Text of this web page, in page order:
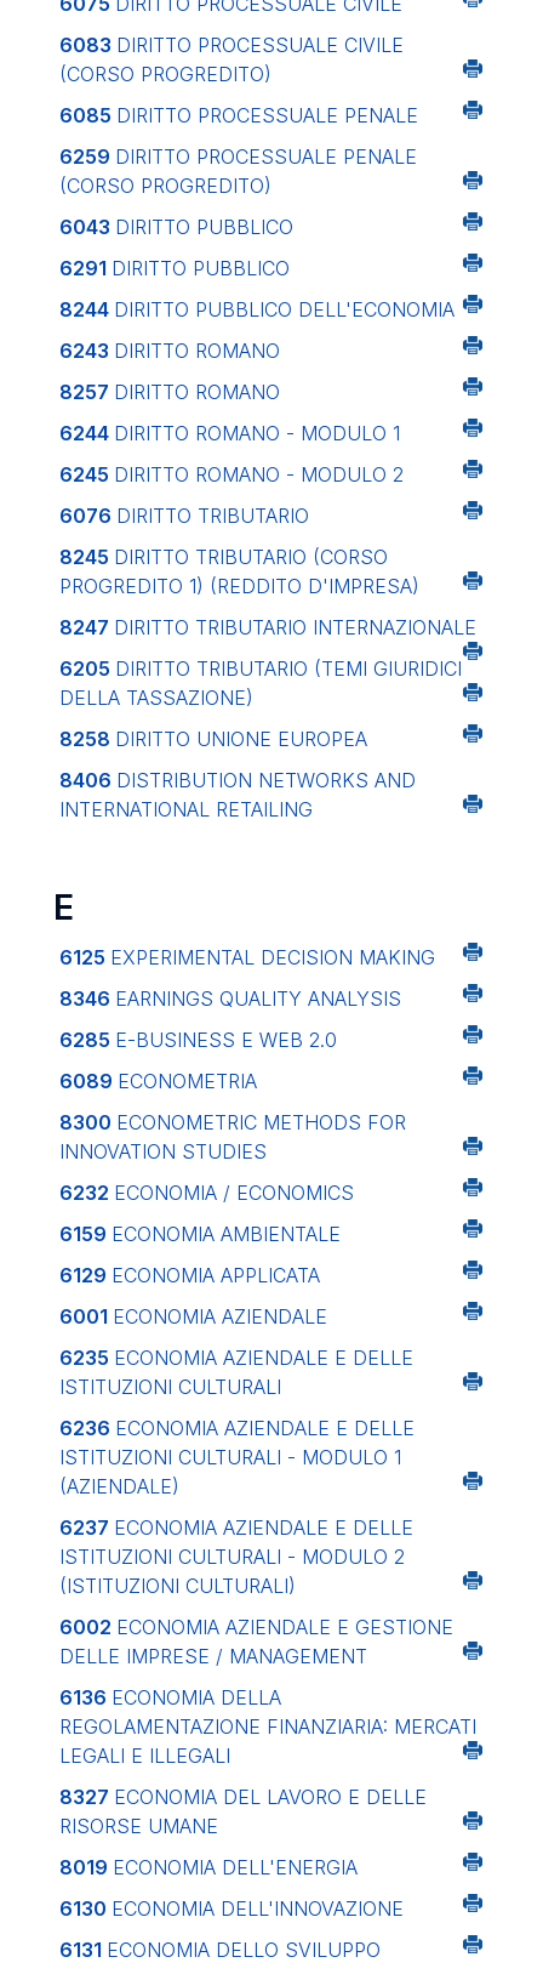
6083 DIRITTO PROCESSUALE CIVILE
(CORSO PROGREDITO)
6085 DIRITTO PROCESSUALE PENALE
6259 DIRITTO PROCESSUALE PENALE
(CORSO PROGREDITO)
6043 DIRITTO PUBBLICO
6291 DIRITTO PUBBLICO
8244 DIRITTO PUBBLICO DELL'ECONOMIA
6243 DIRITTO ROMANO
8257 DIRITTO ROMANO
6244 DIRITTO ROMANO - MODULO 1
6245 DIRITTO ROMANO - MODULO 2
6076 DIRITTO TRIBUTARIO
8245 DIRITTO TRIBUTARIO (CORSO
PROGREDITO 1) (REDDITO D'IMPRESA)
8247 DIRITTO TRIBUTARIO INTERNAZIONALE
6205 DIRITTO TRIBUTARIO (TEMI GIURIDICI
DELLA TASSAZIONE)
8258 DIRITTO UNIONE EUROPEA
8406 DISTRIBUTION NETWORKS AND
INTERNATIONAL RETAILING
E
6125 EXPERIMENTAL DECISION MAKING
8346 EARNINGS QUALITY ANALYSIS
6285 E-BUSINESS E WEB 2.0
6089 ECONOMETRIA
8300 ECONOMETRIC METHODS FOR
INNOVATION STUDIES
6232 ECONOMIA / ECONOMICS
6159 ECONOMIA AMBIENTALE
6129 ECONOMIA APPLICATA
6001 ECONOMIA AZIENDALE
6235 ECONOMIA AZIENDALE E DELLE
ISTITUZIONI CULTURALI
6236 ECONOMIA AZIENDALE E DELLE
ISTITUZIONI CULTURALI - MODULO 1
(AZIENDALE)
6237 ECONOMIA AZIENDALE E DELLE
ISTITUZIONI CULTURALI - MODULO 2
(ISTITUZIONI CULTURALI)
6002 ECONOMIA AZIENDALE E GESTIONE
DELLE IMPRESE / MANAGEMENT
6136 ECONOMIA DELLA
REGOLAMENTAZIONE FINANZIARIA: MERCATI
LEGALI E ILLEGALI
8327 ECONOMIA DEL LAVORO E DELLE
RISORSE UMANE
8019 ECONOMIA DELL'ENERGIA
6130 ECONOMIA DELL'INNOVAZIONE
6131 ECONOMIA DELLO SVILUPPO